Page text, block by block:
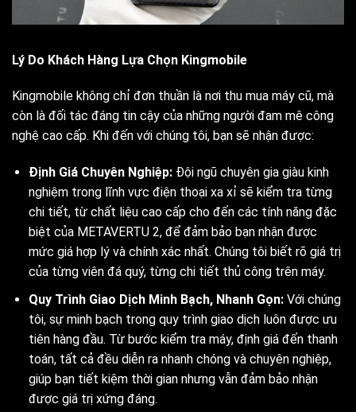
Lý Do Khách Hàng Lựa Chọn Kingmobile
Kingmobile không chỉ đơn thuần là nơi thu mua máy cũ, mà
còn là đối tác đáng tin cậy của những người đam mê công
nghệ cao cấp. Khi đến với chúng tôi, bạn sẽ nhận được:
Định Giá Chuyên Nghiệp:Đội ngũ chuyên gia giàu kinh
nghiệm trong lĩnh vực điện thoại xa xỉ sẽ kiểm tra từng
chi tiết, từ chất liệu cao cấp cho đến các tính năng đặc
biệt của METAVERTU 2, để đảm bảo bạn nhận được
mức giá hợp lý và chính xác nhất. Chúng tôi biết rõ giá trị
của từng viên đá quý, từng chi tiết thủ công trên máy.
Quy Trình Giao Dịch Minh Bạch, Nhanh Gọn:Với chúng
tôi, sự minh bạch trong quy trình giao dịch luôn được ưu
tiên hàng đầu. Từ bước kiểm tra máy, định giá đến thanh
toán, tất cả đều diễn ra nhanh chóng và chuyên nghiệp,
giúp bạn tiết kiệm thời gian nhưng vẫn đảm bảo nhận
được giá trị xứng đáng.